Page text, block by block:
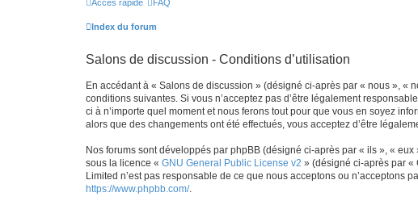
Accès rapide FAQ
Index du forum
Salons de discussion - Conditions d’utilisation
En accédant à « Salons de discussion » (désigné ci-après par « nous », «
conditions suivantes. Si vous n’acceptez pas d’être légalement
ci à n’importe quel moment et nous ferons tout pour que vous en soyez
alors que des changements ont été effectués, vous acceptez d’être
Nos forums sont développés par phpBB (désigné ci-après par « ils », «
sous la licence « GNU General Public License v2 » (désigné ci-après par «
Limited n’est pas responsable de ce que nous acceptons ou
https://www.phpbb.com/.